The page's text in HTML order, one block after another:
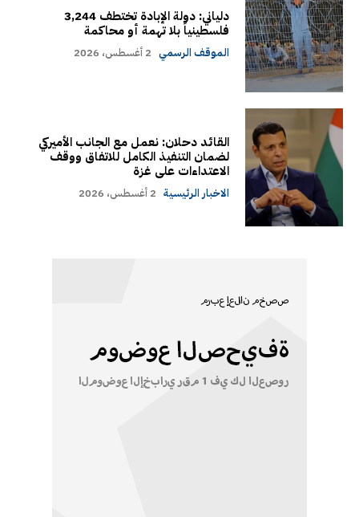
دلياني: دولة الإبادة تختطف 3,244
فلسطينياً بلا تهمة أو محاكمة
الموقف الرسمي 2 أغسطس، 2026
القائد دحلان: نعمل مع الجانب الأميركي
لضمان التنفيذ الكامل للاتفاق ووقف
الاعتداءات على غزة
الاخبار الرئيسية 2 أغسطس، 2026